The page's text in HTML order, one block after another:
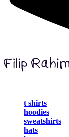
t shirts
hoodies
sweatshirts
hats